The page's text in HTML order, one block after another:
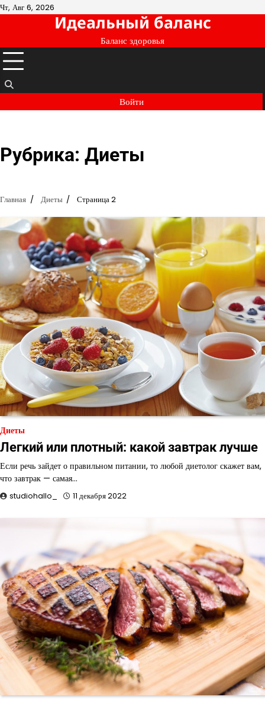
Перейти
Чт, Авг 6, 2026
Идеальный баланс
Баланс здоровья
Войти
Рубрика: Диеты
Главная Диеты Страница 2
Диеты
Легкий или плотный: какой завтрак лучше
Если речь зайдет о правильном питании, то любой диетолог скажет вам,
что завтрак — самая…
studiohallo_ 11 декабря 2022